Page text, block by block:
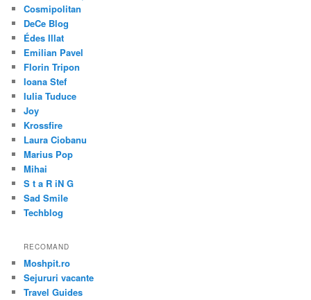
Cosmipolitan
DeCe Blog
Édes Illat
Emilian Pavel
Florin Tripon
Ioana Stef
Iulia Tuduce
Joy
Krossfire
Laura Ciobanu
Marius Pop
Mihai
S t a R iN G
Sad Smile
Techblog
RECOMAND
Moshpit.ro
Sejururi vacante
Travel Guides